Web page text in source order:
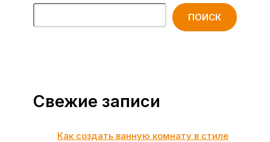
ПОИСК
Свежие записи
Как создать ванную комнату в стиле